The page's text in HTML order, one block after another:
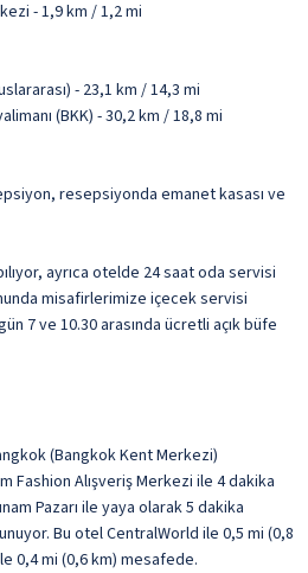
- 1,9 km / 1,2 mi
- 23,1 km / 14,3 mi
(BKK) - 30,2 km / 18,8 mi
resepsiyonda emanet kasası ve
ayrıca otelde 24 saat oda servisi
misafirlerimize içecek servisi
7 ve 10.30 arasında ücretli açık büfe
(Bangkok Kent Merkezi)
Fashion Alışveriş Merkezi ile 4 dakika
Pazarı ile yaya olarak 5 dakika
Bu otel CentralWorld ile 0,5 mi (0,8
0,4 mi (0,6 km) mesafede.